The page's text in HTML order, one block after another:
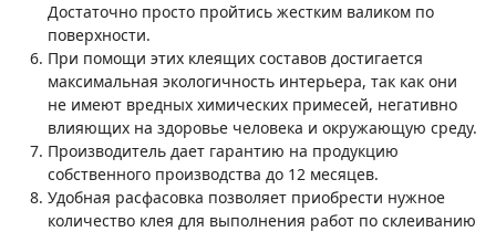
Достаточно просто пройтись жестким валиком по
поверхности.
При помощи этих клеящих составов достигается
максимальная экологичность интерьера, так как они
не имеют вредных химических примесей, негативно
влияющих на здоровье человека и окружающую среду.
Производитель дает гарантию на продукцию
собственного производства до 12 месяцев.
Удобная расфасовка позволяет приобрести нужное
количество клея для выполнения работ по склеиванию